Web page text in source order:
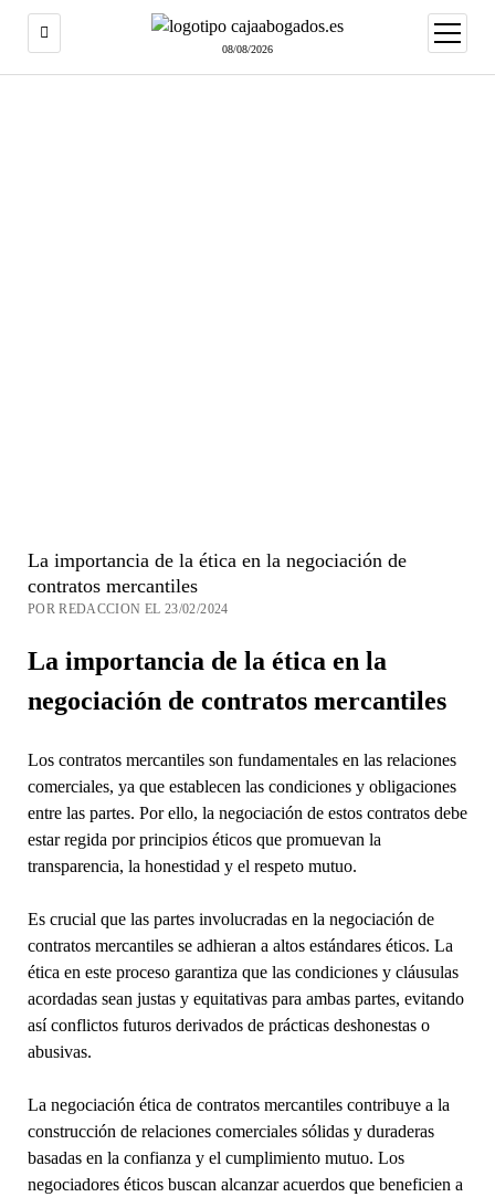
08/08/2026
abrir
menú
La importancia de la ética en la negociación de
contratos mercantiles
POR REDACCION EL 23/02/2024
La importancia de la ética en la
negociación de contratos mercantiles
Los contratos mercantiles son fundamentales en las relaciones
comerciales, ya que establecen las condiciones y obligaciones
entre las partes. Por ello, la negociación de estos contratos debe
estar regida por principios éticos que promuevan la
transparencia, la honestidad y el respeto mutuo.
Es crucial que las partes involucradas en la negociación de
contratos mercantiles se adhieran a altos estándares éticos. La
ética en este proceso garantiza que las condiciones y cláusulas
acordadas sean justas y equitativas para ambas partes, evitando
así conflictos futuros derivados de prácticas deshonestas o
abusivas.
La negociación ética de contratos mercantiles contribuye a la
construcción de relaciones comerciales sólidas y duraderas
basadas en la confianza y el cumplimiento mutuo. Los
negociadores éticos buscan alcanzar acuerdos que beneficien a